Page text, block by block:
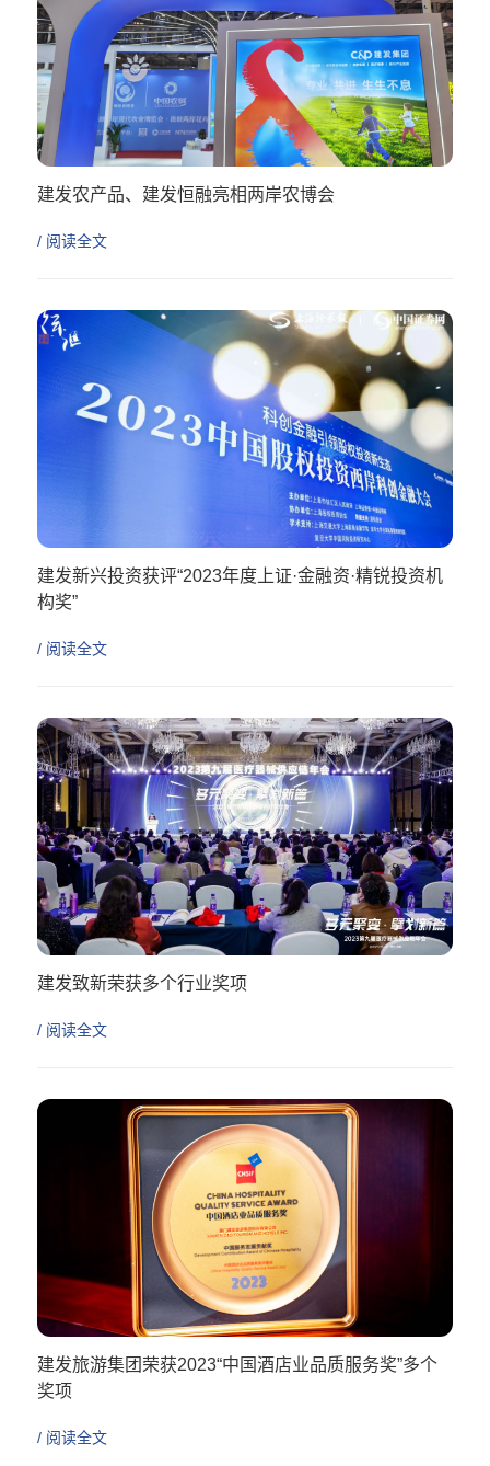
建发农产品、建发恒融亮相两岸农博会
/ 阅读全文
建发新兴投资获评“2023年度上证·金融资·精锐投资机
构奖”
/ 阅读全文
建发致新荣获多个行业奖项
/ 阅读全文
建发旅游集团荣获2023“中国酒店业品质服务奖”多个
奖项
/ 阅读全文